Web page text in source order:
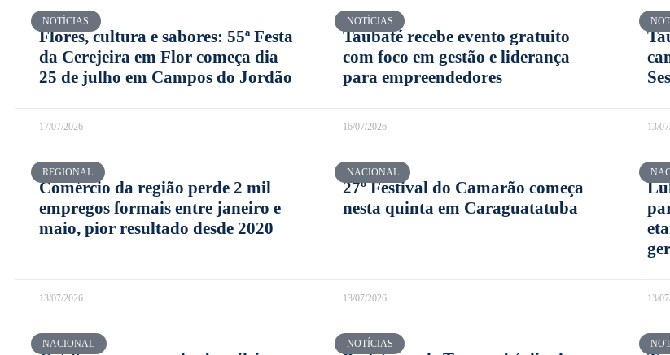
NOTÍCIAS
Flores, cultura e sabores: 55ª Festa
da Cerejeira em Flor começa dia
25 de julho em Campos do Jordão
17/07/2026
NOTÍCIAS
Taubaté recebe evento gratuito
com foco em gestão e liderança
para empreendedores
16/07/2026 13/
REGIONAL
Comércio da região perde 2 mil
empregos formais entre janeiro e
maio, pior resultado desde 2020
13/07/2026
NACIONAL
27º Festival do Camarão começa
nesta quinta em Caraguatatuba
13/07/2026 13/
NACIONAL NOTÍCIAS